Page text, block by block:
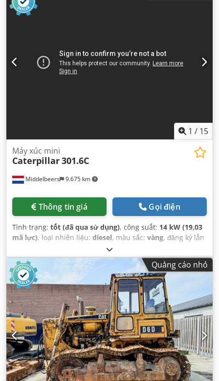
1 / 15
Middelbeers 9.675 km
Máy xúc mini
Caterpillar301.6C
Thông tin giá Gọi điện
Tình trạng: tốt (đã qua sử dụng), công suất: 14 kW (19,03
mã lực), loại nhiên liệu: diesel, màu sắc: vàng, đăng ký lần
, Năm sản xuất:2006
Quảng cáo nhỏ